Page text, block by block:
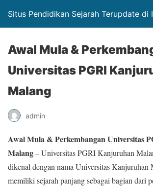
Situs Pendidikan Sejarah Terupdate di
Awal Mula &
Universitas PGRI
Malang
admin
Awal Mula & Perkembangan Universitas
Malang– Universitas PGRI Kanjuruhan
dikenal dengan nama Universitas Kanjuruhan
memiliki sejarah panjang sebagai bagian dari